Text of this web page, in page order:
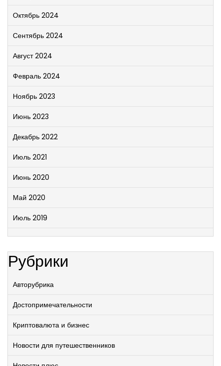
Октябрь 2024
Сентябрь 2024
Август 2024
Февраль 2024
Ноябрь 2023
Июнь 2023
Декабрь 2022
Июль 2021
Июнь 2020
Май 2020
Июль 2019
Рубрики
Авторубрика
Достопримечательности
Криптовалюта и бизнес
Новости для путешественников